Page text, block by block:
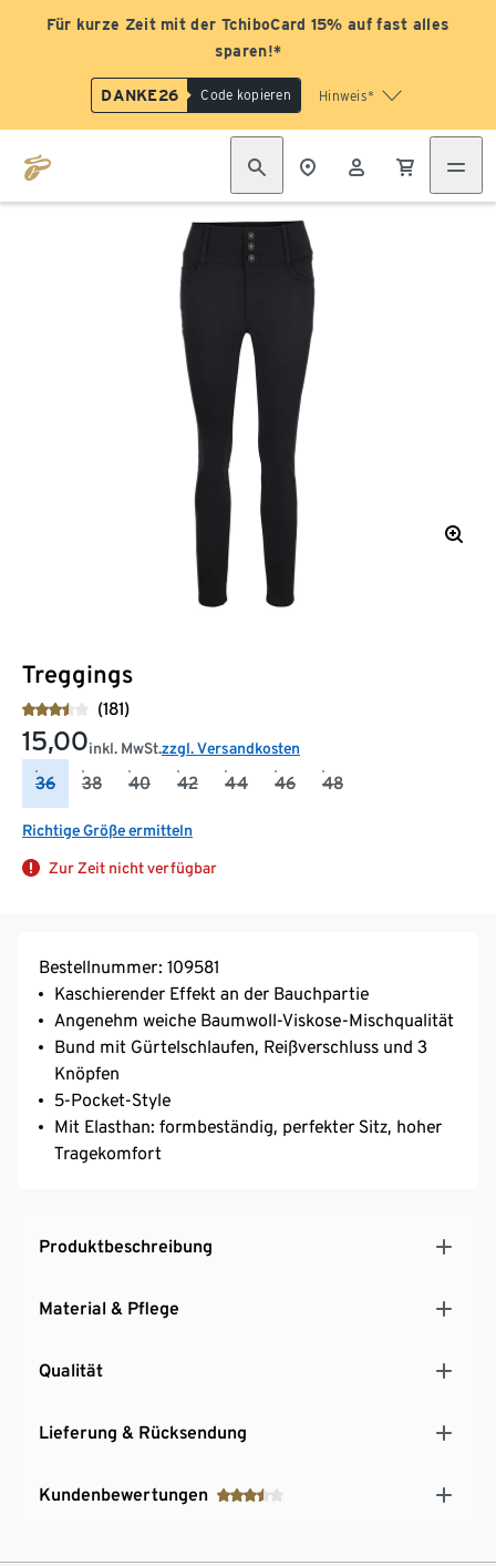
Für kurze Zeit mit der TchiboCard 15% auf fast alles
sparen!*
DANKE26 Code kopieren Hinweis*
Treggings
(181)
15,00inkl. MwSt.zzgl. Versandkosten
36 38 40 42 44 46 48
Richtige Größe ermitteln
Zur Zeit nicht verfügbar
Bestellnummer: 109581
Kaschierender Effekt an der Bauchpartie
Angenehm weiche Baumwoll-Viskose-Mischqualität
Bund mit Gürtelschlaufen, Reißverschluss und 3
Knöpfen
5-Pocket-Style
Mit Elasthan: formbeständig, perfekter Sitz, hoher
Tragekomfort
Produktbeschreibung
Material & Pflege
Qualität
Lieferung & Rücksendung
Kundenbewertungen